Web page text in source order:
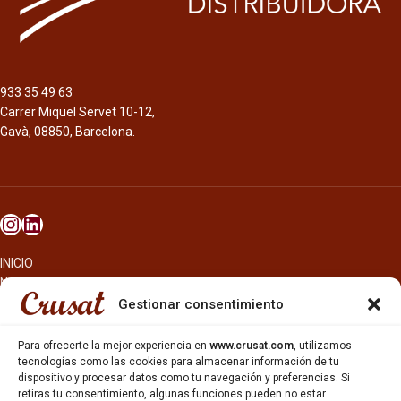
Gestionar consentimiento
Para ofrecerte la mejor experiencia en www.crusat.com, utilizamos
tecnologías como las cookies para almacenar información de tu
dispositivo y procesar datos como tu navegación y preferencias. Si
retiras tu consentimiento, algunas funciones pueden no estar
Formato
chocolate, caramelo y alcohol.
933 35 49 63
Carrer Miquel Servet 10-12,
Gavà, 08850, Barcelona.
INICIO
NOSOTROS
CERVEZAS
OTROS PRODUCTOS
REPARTO EN BARCELONA
HOSTELERÍA Y PEQUEÑA ALIMENTACIÓN